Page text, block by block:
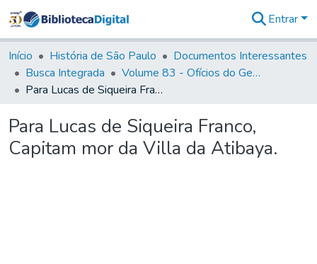
&
Coleções
Tudo na
Biblioteca
Estatísticas
Entrar
Início História de São Paulo
Documentos Interessantes
Busca Integrada
Volume 83 - Ofícios do General Martim Lopes Lobo de Saldanha (Governador da Capitania): 1780- 1782
Para Lucas de Siqueira Franco, Capitam mor da Villa da Atibaya.
Para Lucas de Siqueira Franco,
Capitam mor da Villa da Atibaya.